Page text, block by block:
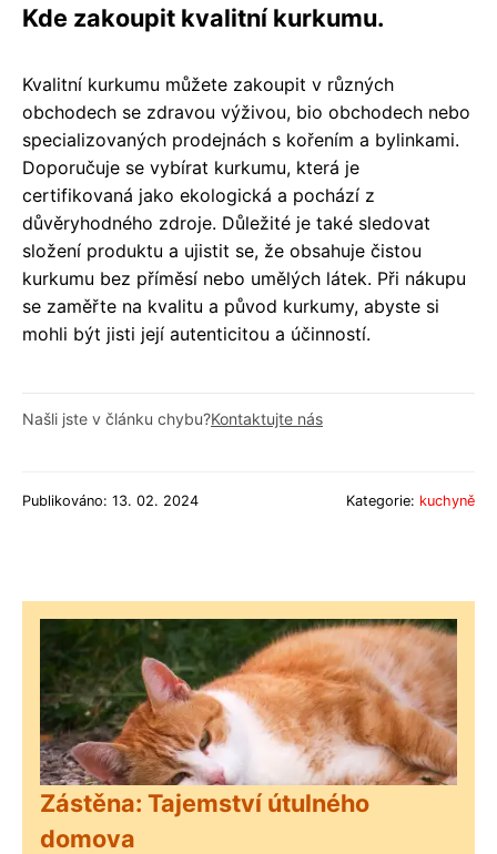
Kde zakoupit kvalitní kurkumu.
Kvalitní kurkumu můžete zakoupit v různých
obchodech se zdravou výživou, bio obchodech nebo
specializovaných prodejnách s kořením a bylinkami.
Doporučuje se vybírat kurkumu, která je
certifikovaná jako ekologická a pochází z
důvěryhodného zdroje. Důležité je také sledovat
složení produktu a ujistit se, že obsahuje čistou
kurkumu bez příměsí nebo umělých látek. Při nákupu
se zaměřte na kvalitu a původ kurkumy, abyste si
mohli být jisti její autenticitou a účinností.
Našli jste v článku chybu?Kontaktujte nás
Publikováno: 13. 02. 2024 Kategorie: kuchyně
Zástěna: Tajemství útulného
domova